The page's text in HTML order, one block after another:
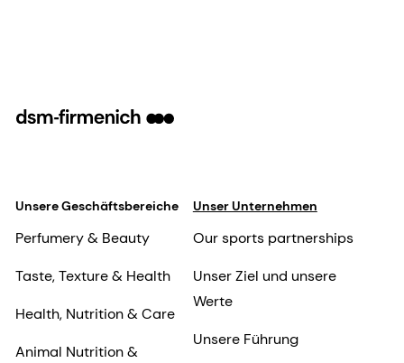
Unsere Geschäftsbereiche
Perfumery & Beauty
Taste, Texture & Health
Health, Nutrition & Care
Animal Nutrition &
Unser Unternehmen
Our sports partnerships
Unser Ziel und unsere
Werte
Unsere Führung